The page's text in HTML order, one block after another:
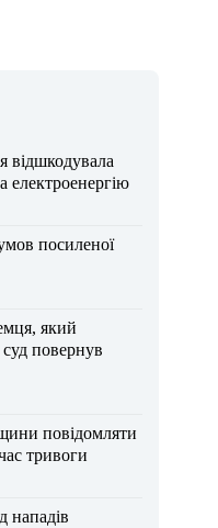
відшкодувала
електроенергію
посиленої
який
повернув
повідомляти
тривоги
нападів